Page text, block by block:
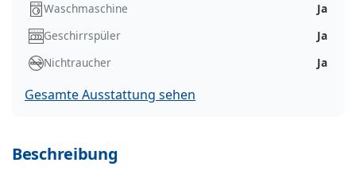
Waschmaschine
Ja
Geschirrspüler
Ja
Nichtraucher
Ja
Gesamte Ausstattung sehen
Beschreibung